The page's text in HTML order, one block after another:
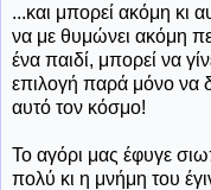
...και μπορεί ακόμη κι
να με θυμώνει ακόμη
ένα παιδί, μπορεί να
επιλογή παρά μόνο να
αυτό τον κόσμο!
Το αγόρι μας έφυγε
πολύ κι η μνήμη του